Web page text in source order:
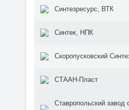
Синтезресурс, ВТК
Синтек, НПК
Скоропусковский
СТААН-Пласт
Ставропольский завод